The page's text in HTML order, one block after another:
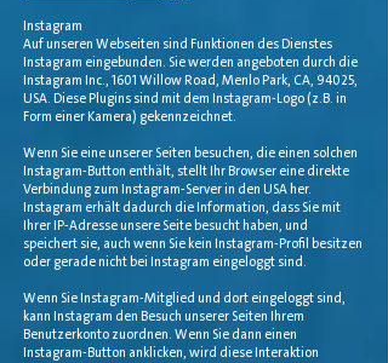
Instagram
Auf unseren Webseiten sind Funktionen des Dienstes
Instagram eingebunden. Sie werden angeboten durch die
Instagram Inc., 1601 Willow Road, Menlo Park, CA, 94025,
USA. Diese Plugins sind mit dem Instagram-Logo (z.B. in
Form einer Kamera) gekennzeichnet.
Wenn Sie eine unserer Seiten besuchen, die einen solchen
Instagram-Button enthält, stellt Ihr Browser eine direkte
Verbindung zum Instagram-Server in den USA her.
Instagram erhält dadurch die Information, dass Sie mit
Ihrer IP-Adresse unsere Seite besucht haben, und
speichert sie, auch wenn Sie kein Instagram-Profil besitzen
oder gerade nicht bei Instagram eingeloggt sind.
Wenn Sie Instagram-Mitglied und dort eingeloggt sind,
kann Instagram den Besuch unserer Seiten Ihrem
Benutzerkonto zuordnen. Wenn Sie dann einen
Instagram-Button anklicken, wird diese Interaktion